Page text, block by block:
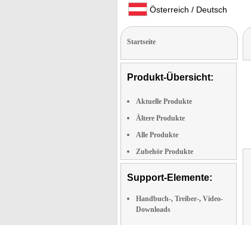
Österreich / Deutsch
Startseite
Produkt-Übersicht:
Aktuelle Produkte
Ältere Produkte
Alle Produkte
Zubehör Produkte
Support-Elemente:
Handbuch-, Treiber-, Video-
Downloads